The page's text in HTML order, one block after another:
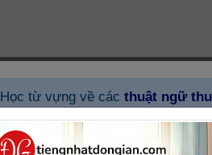
Học từ vựng về các thuật ngữ